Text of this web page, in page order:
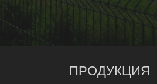
ПРОДУКЦИЯ